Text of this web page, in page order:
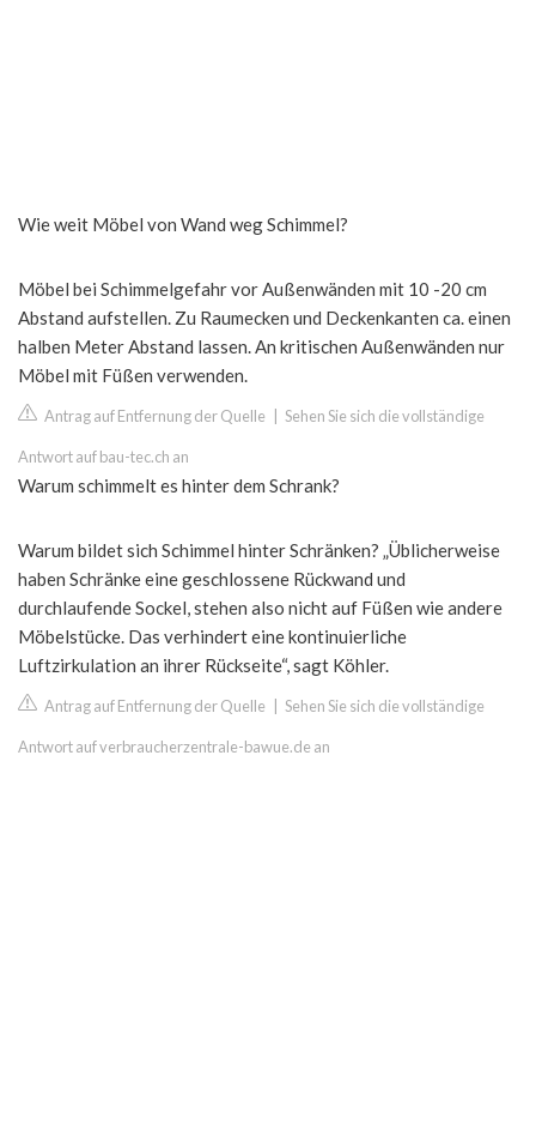
Wie weit Möbel von Wand weg Schimmel?
Möbel bei Schimmelgefahr vor Außenwänden mit 10 -20 cm
Abstand aufstellen. Zu Raumecken und Deckenkanten ca. einen
halben Meter Abstand lassen. An kritischen Außenwänden nur
Möbel mit Füßen verwenden.
Antrag auf Entfernung der Quelle Sehen Sie sich die vollständige
Antwort auf bau-tec.ch an
Warum schimmelt es hinter dem Schrank?
Warum bildet sich Schimmel hinter Schränken? „Üblicherweise
haben Schränke eine geschlossene Rückwand und
durchlaufende Sockel, stehen also nicht auf Füßen wie andere
Möbelstücke. Das verhindert eine kontinuierliche
Luftzirkulation an ihrer Rückseite“, sagt Köhler.
Antrag auf Entfernung der Quelle Sehen Sie sich die vollständige
Antwort auf verbraucherzentrale-bawue.de an